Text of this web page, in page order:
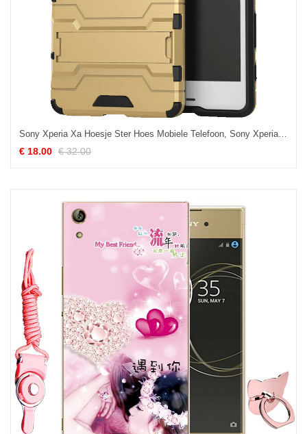
Sony Xperia Xa Hoesje Ster Hoes Mobiele Telefoon, Sony Xperia Xa Hoesje Anti-fall Goud
€ 18.00 € 32.00